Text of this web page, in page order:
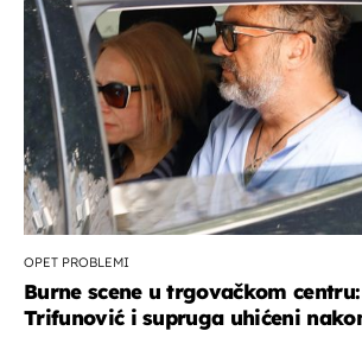
OPET PROBLEMI
Burne scene u trgovačkom
Trifunović i supruga uhićeni